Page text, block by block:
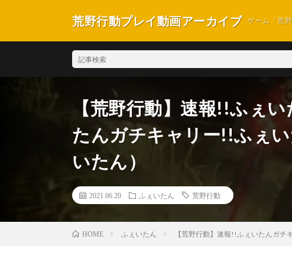
荒野行動プレイ動画アーカイブ ゲーム「荒
【荒野行動】速報!!ふぇ
たんガチキャリー!!ふぇ
いたん）
2021.06.20 ふぇいたん 荒野行動
HOME ふぇいたん 【荒野行動】速報!!ふぇいたんガ